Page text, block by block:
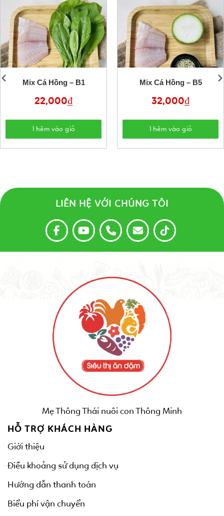
Mix Cá Hồng – B1
22,000₫
Thêm vào giỏ
Mix Cá Hồng – B5
32,000₫
Thêm vào giỏ
LIÊN HỆ VỚI CHÚNG TÔI
Mẹ Thông Thái nuôi con Thông Minh
HỖ TRỢ KHÁCH HÀNG
Giới thiệu
Điều khoảng sử dụng dịch vụ
Hướng dẫn thanh toán
Biểu phí vận chuyển